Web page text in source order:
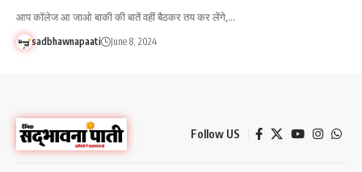
आप कॉलेज आ जाओ बाकी की बातें वहीं बैठकर तय कर लेंगे,…
sadbhawnapaati June 8, 2024
Follow US